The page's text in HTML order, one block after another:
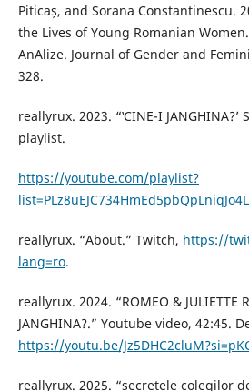
Piticaș, and Sorana Constantinescu.
the Lives of Young Romanian
AnAlize. Journal of Gender and
328.
reallyrux. 2023. “‛CINE-I JANGHINA?’
playlist.
https://youtube.com/playlist?
reallyrux. “About.” Twitch, https://
lang=ro.
reallyrux. 2024. “ROMEO & JULIETTE
JANGHINA?.” Youtube video, 42:45.
https://youtu.be/
reallyrux. 2025. “secretele colegilor